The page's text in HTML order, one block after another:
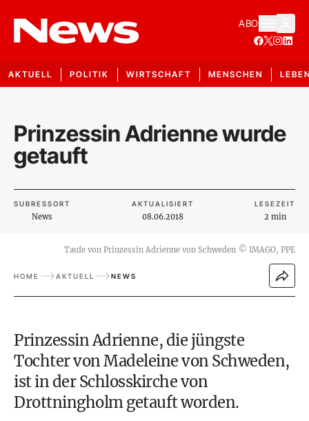
ABO
AKTUELL POLITIK WIRTSCHAFT MENSCHEN
Prinzessin Adrienne wurde
getauft
SUBRESSORT
News
AKTUALISIERT
08.06.2018
LESEZEIT
2 min
Taufe von Prinzessin Adrienne von Schweden © IMAGO, PPE
HOME AKTUELL NEWS
Prinzessin Adrienne, die jüngste
Tochter von Madeleine von Schweden,
ist in der Schlosskirche von
Drottningholm getauft worden.